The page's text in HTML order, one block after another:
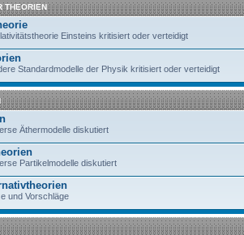
THEORIEN
Einsteins kritisiert oder verteidigt
Standardmodelle der Physik kritisiert oder verteidigt
Äthermodelle diskutiert
Partikelmodelle diskutiert
und Vorschläge